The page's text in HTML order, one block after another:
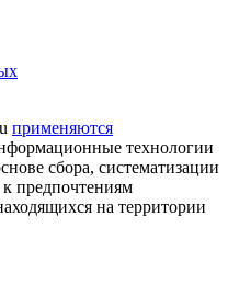
применяются
технологии
сбора, систематизации
предпочтениям
на территории